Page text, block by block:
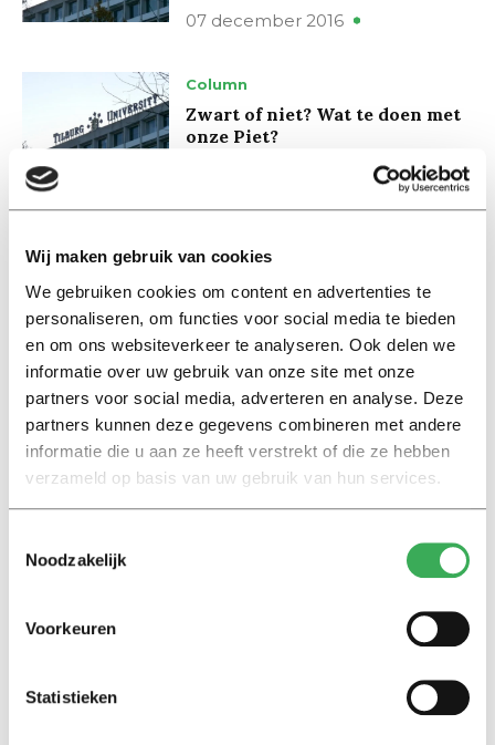
Wij maken gebruik van cookies
We gebruiken cookies om content en advertenties te
personaliseren, om functies voor social media te bieden
en om ons websiteverkeer te analyseren. Ook delen we
informatie over uw gebruik van onze site met onze
partners voor social media, adverteren en analyse. Deze
partners kunnen deze gegevens combineren met andere
informatie die u aan ze heeft verstrekt of die ze hebben
verzameld op basis van uw gebruik van hun services.
Noodzakelijk
Voorkeuren
Statistieken
07 december 2016
Column
Zwart of niet? Wat te doen met
onze Piet?
Stigma’s
02 november 2016
Achtergrond
Tilburgse Mayke Nas twee jaar
Componist des Vaderlands
28 oktober 2016